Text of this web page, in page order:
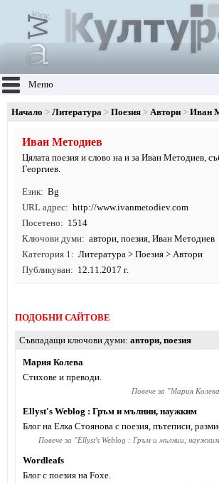
Меню
Начало Литература Поезия Автори Иван
Иван Методиев
Цялата поезия и слово на и за Иван Методиев,
Георгиев.
Език
Bg
URL адрес
http://www.ivanmetodiev.com
Посетено
1514
Ключови думи
автори, поезия, Иван Методиев
Категория 1
Литература > Поезия > Автори
Публикуван
12.11.2017 г.
ПОДОБНИ САЙТОВЕ
Съвпадащи ключови думи автори, поезия
Мария Колева
Стихове и преводи.
Повече за "Мария Колева
Ellyst's Weblog : Гръм и мълнии, наужким
Блог на Елка Стоянова с поезия, пътеписи,
Повече за "Ellyst's Weblog : Гръм и мълнии, наужким
Wordleafs
Блог с поезия на Foxe.